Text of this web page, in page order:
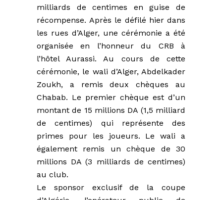
milliards de centimes en guise de
récompense. Après le défilé hier dans
les rues d’Alger, une cérémonie a été
organisée en l’honneur du CRB à
l’hôtel Aurassi. Au cours de cette
cérémonie, le wali d’Alger, Abdelkader
Zoukh, a remis deux chèques au
Chabab. Le premier chèque est d’un
montant de 15 millions DA (1,5 milliard
de centimes) qui représente des
primes pour les joueurs. Le wali a
également remis un chèque de 30
millions DA (3 milliards de centimes)
au club.
Le sponsor exclusif de la coupe